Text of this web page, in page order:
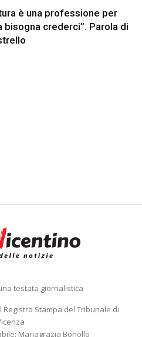
è una professione per
bisogna crederci”. Parola di
testata giornalistica
Registro Stampa del Tribunale di
Mariagrazia Bonollo